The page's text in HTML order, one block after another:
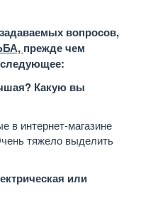
вопросов,
прежде чем
следующее:
Какую вы
в интернет-магазине
тяжело выделить
или